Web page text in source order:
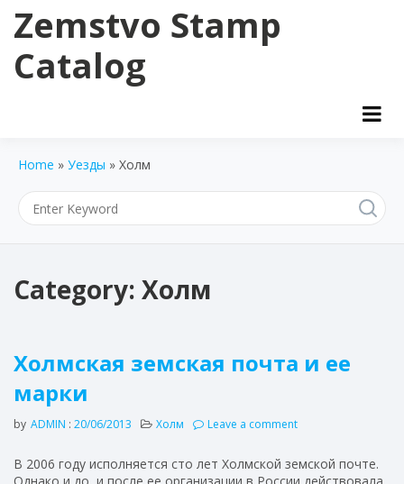
content
Zemstvo Stamp
Catalog
Home » Уезды » Холм
Category: Холм
Холмская земская почта и ее
марки
by ADMIN : 20/06/2013 Холм Leave a comment
В 2006 году исполняется сто лет Холмской земской почте.